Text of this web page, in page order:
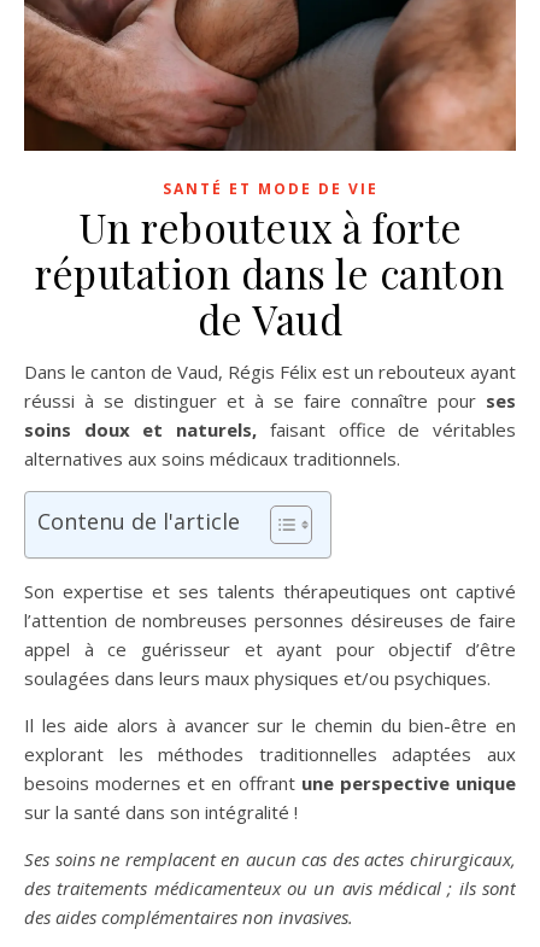
SANTÉ ET MODE DE VIE
Un rebouteux à forte
réputation dans le canton
de Vaud
Dans le canton de Vaud, Régis Félix est un rebouteux ayant
réussi à se distinguer et à se faire connaître pour ses
soins doux et naturels, faisant office de véritables
alternatives aux soins médicaux traditionnels.
Contenu de l'article
Son expertise et ses talents thérapeutiques ont captivé
l’attention de nombreuses personnes désireuses de faire
appel à ce guérisseur et ayant pour objectif d’être
soulagées dans leurs maux physiques et/ou psychiques.
Il les aide alors à avancer sur le chemin du bien-être en
explorant les méthodes traditionnelles adaptées aux
besoins modernes et en offrantune perspective unique
sur la santé dans son intégralité !
Ses soins ne remplacent en aucun cas des actes chirurgicaux,
des traitements médicamenteux ou un avis médical ; ils sont
des aides complémentaires non invasives.